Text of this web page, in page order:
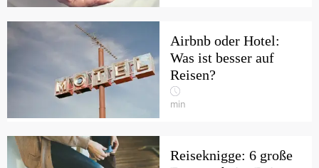
Airbnb oder Hotel:
Was ist besser auf
Reisen?
min
Reiseknigge: 6 große